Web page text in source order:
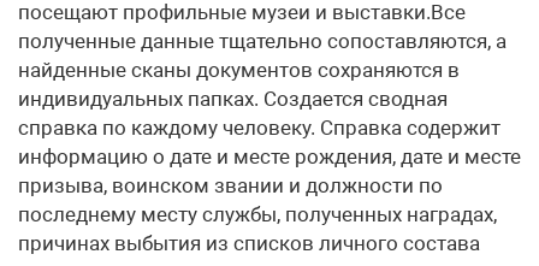
посещают профильные музеи и выставки.Все
полученные данные тщательно сопоставляются, а
найденные сканы документов сохраняются в
индивидуальных папках. Создается сводная
справка по каждому человеку. Справка содержит
информацию о дате и месте рождения, дате и месте
призыва, воинском звании и должности по
последнему месту службы, полученных наградах,
причинах выбытия из списков личного состава